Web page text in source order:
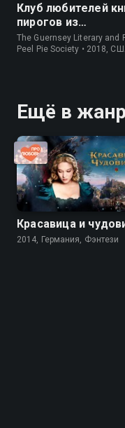
Клуб любителей
пирогов из
картофельных
очистков
The Guernsey Literary and
Peel Pie Society • 2018,
Ещё в
Красавица и
2014, Германия, Фэнтези